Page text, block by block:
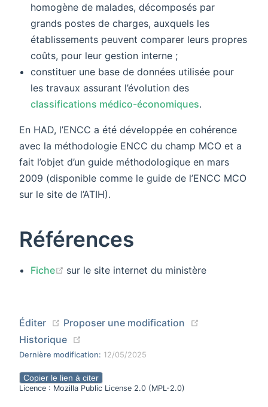
homogène de malades, décomposés par
grands postes de charges, auxquels les
établissements peuvent comparer leurs propres
coûts, pour leur gestion interne ;
constituer une base de données utilisée pour
les travaux assurant l’évolution des
classifications médico-économiques.
En HAD, l’ENCC a été développée en cohérence
avec la méthodologie ENCC du champ MCO et a
fait l’objet d’un guide méthodologique en mars
2009 (disponible comme le guide de l’ENCC MCO
sur le site de l’ATIH).
Références
Fiche (opens new window)
sur le site internet du ministère
Éditer (opens new window)
Proposer une modification
Historique
Dernière modification: 12/05/2025
Copier le lien à citer
Licence : Mozilla Public License 2.0 (MPL-2.0)